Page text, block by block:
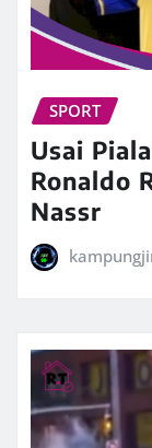
SPORT
Usai
Ronaldo
Nassr